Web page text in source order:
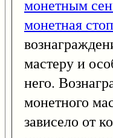
монетным
монетная
мастеру и
него.
монетного
зависело от